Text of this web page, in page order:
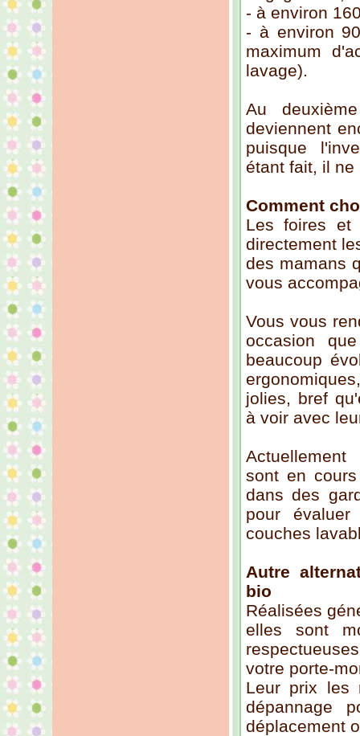
- à environ
- à environ
maximum
lavage).
Au
deviennent
puisque
étant fait, il ne
Comment
Les foires et
directement
des mamans
vous
Vous vous
occasion
beaucoup
jolies, bref
à voir avec
sont en
dans des
pour
couches
Autre
bio
Réalisées
elles sont
votre porte-
Leur prix les
dépannage
déplacement